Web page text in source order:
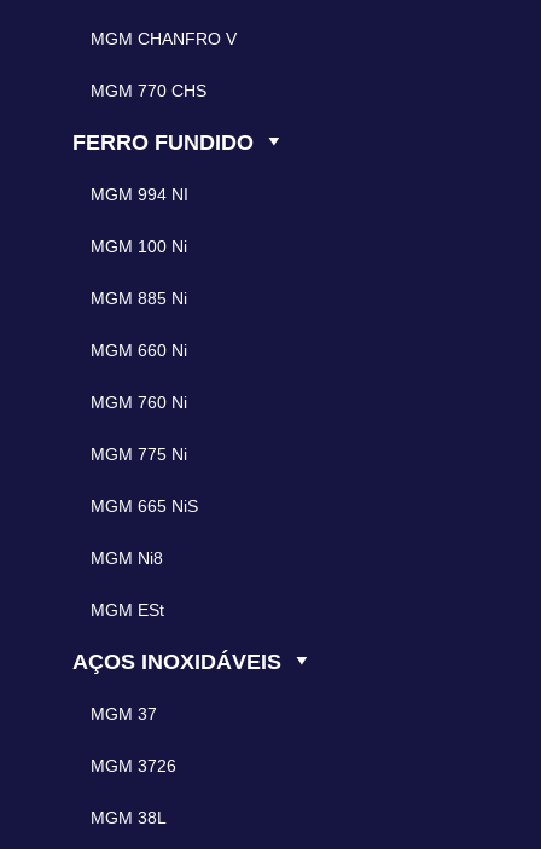
MGM CHANFRO V
MGM 770 CHS
FERRO FUNDIDO
MGM 994 NI
MGM 100 Ni
MGM 885 Ni
MGM 660 Ni
MGM 760 Ni
MGM 775 Ni
MGM 665 NiS
MGM Ni8
MGM ESt
AÇOS INOXIDÁVEIS
MGM 37
MGM 3726
MGM 38L